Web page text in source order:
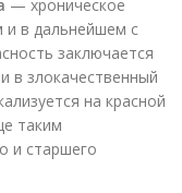
— хроническое
и в дальнейшем с
заключается
в злокачественный
на красной
таким
и старшего